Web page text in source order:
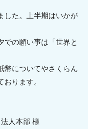
した。上半期はいかが
での願い事は「世界と
幣についてやさくらん
ります。
人本部 様